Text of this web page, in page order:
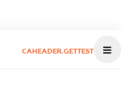
CAHEADER.GETTEST